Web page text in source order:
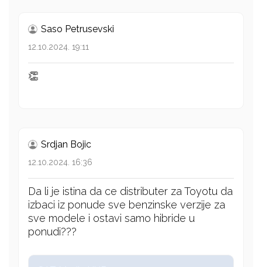
Saso Petrusevski
12.10.2024. 19:11
👏
Srdjan Bojic
12.10.2024. 16:36
Da li je istina da ce distributer za Toyotu da
izbaci iz ponude sve benzinske verzije za
sve modele i ostavi samo hibride u
ponudi???